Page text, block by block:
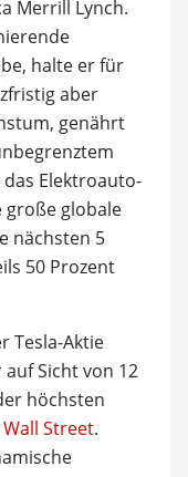
Merrill Lynch.
halte er für
aber
genährt
das Elektroauto-
große globale
nächsten 5
50 Prozent
Tesla-Aktie
Sicht von 12
höchsten
Street.